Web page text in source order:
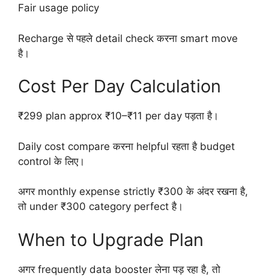
Fair usage policy
Recharge से पहले detail check करना smart move
है।
Cost Per Day Calculation
₹299 plan approx ₹10–₹11 per day पड़ता है।
Daily cost compare करना helpful रहता है budget
control के लिए।
अगर monthly expense strictly ₹300 के अंदर रखना है,
तो under ₹300 category perfect है।
When to Upgrade Plan
अगर frequently data booster लेना पड़ रहा है, तो